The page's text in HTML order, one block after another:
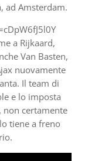
ad Amsterdam.
a Rijkaard,
Van Basten,
nuovamente
Il team di
e lo imposta
non certamente
tiene a freno